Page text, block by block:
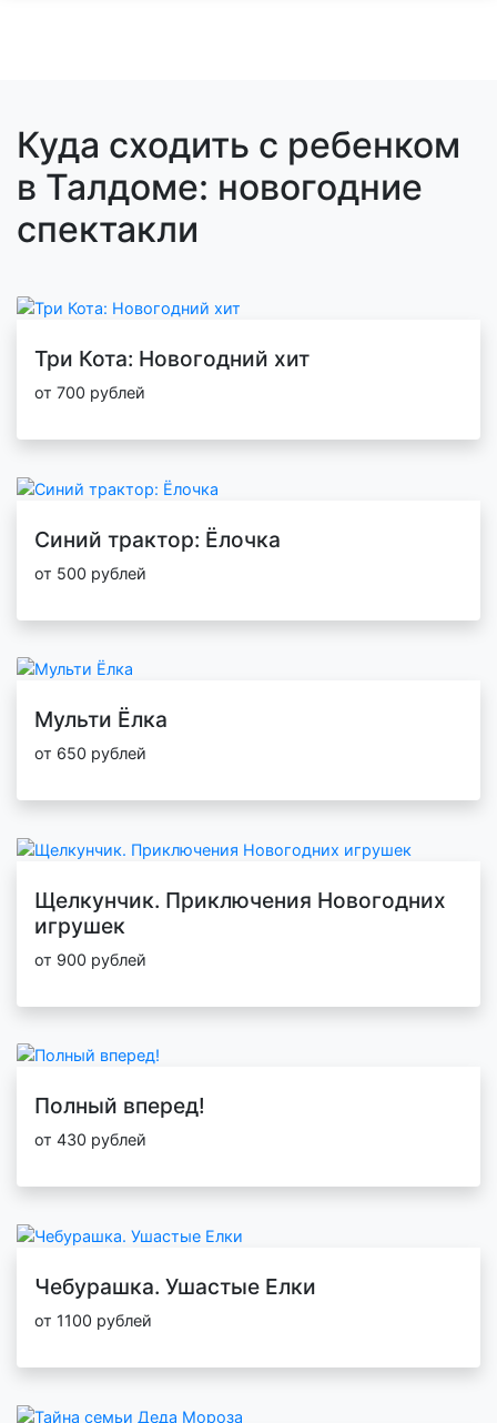
Куда сходить с ребенком
в Талдоме: новогодние
спектакли
Три Кота: Новогодний хит
от 700 рублей
Синий трактор: Ёлочка
от 500 рублей
Мульти Ёлка
от 650 рублей
Щелкунчик. Приключения Новогодних
игрушек
от 900 рублей
Полный вперед!
от 430 рублей
Чебурашка. Ушастые Елки
от 1100 рублей